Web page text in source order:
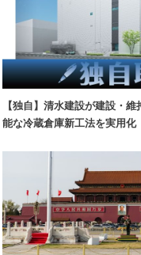
【独自】清水建設が建設・
能な冷蔵倉庫新工法を実用化